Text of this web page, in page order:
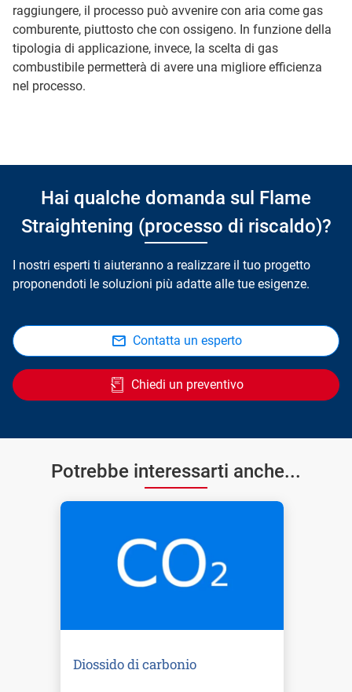
raggiungere, il processo può avvenire con aria come gas
comburente, piuttosto che con ossigeno. In funzione della
tipologia di applicazione, invece, la scelta di gas
combustibile permetterà di avere una migliore efficienza
nel processo.
Hai qualche domanda sul Flame
Straightening (processo di riscaldo)?
I nostri esperti ti aiuteranno a realizzare il tuo progetto
proponendoti le soluzioni più adatte alle tue esigenze.
Contatta un esperto
Chiedi un preventivo
Potrebbe interessarti anche...
Diossido di carbonio